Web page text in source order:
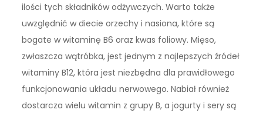
ilości tych składników odżywczych. Warto także
uwzględnić w diecie orzechy i nasiona, które są
bogate w witaminę B6 oraz kwas foliowy. Mięso,
zwłaszcza wątróbka, jest jednym z najlepszych źródeł
witaminy B12, która jest niezbędna dla prawidłowego
funkcjonowania układu nerwowego. Nabiał również
dostarcza wielu witamin z grupy B, a jogurty i sery są